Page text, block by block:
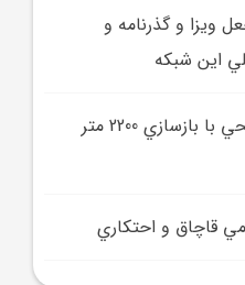
ويزا و گذرنامه و
تقويت شبکه آب‌هاي سطحي با بازسازي 2200 متر